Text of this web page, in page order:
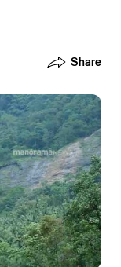
Share